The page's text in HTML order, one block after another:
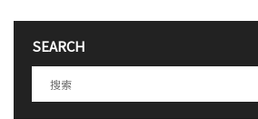
SEARCH